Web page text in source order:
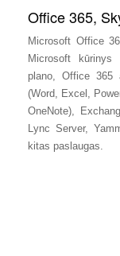
Office 365,
Microsoft Office
Microsoft kūrinys
plano, Office 365
(Word, Excel,
OneNote),
Lync Server,
kitas paslaugas.